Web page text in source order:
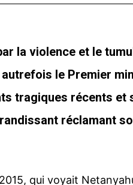
la violence et le
le Premier
tragiques récents
réclamant
qui voyait